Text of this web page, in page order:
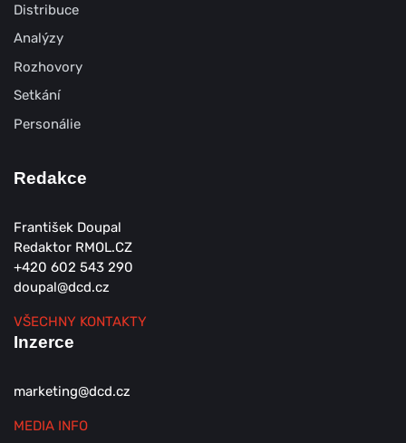
Distribuce
Analýzy
Rozhovory
Setkání
Personálie
Redakce
František Doupal
Redaktor RMOL.CZ
+420 602 543 290
doupal@dcd.cz
VŠECHNY KONTAKTY
Inzerce
marketing@dcd.cz
MEDIA INFO